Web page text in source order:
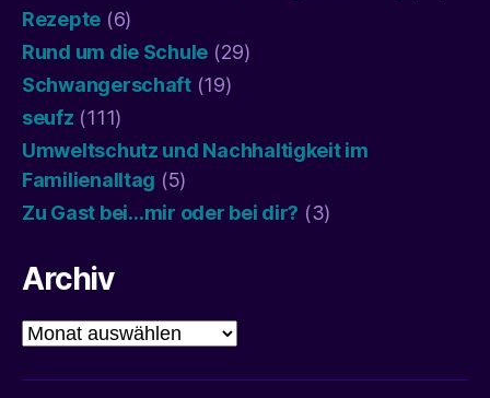
Rezepte (6)
Rund um die Schule (29)
Schwangerschaft(19)
seufz (111)
Umweltschutz und Nachhaltigkeit im
Familienalltag (5)
Zu Gast bei…mir oder bei dir? (3)
Archiv
Archiv